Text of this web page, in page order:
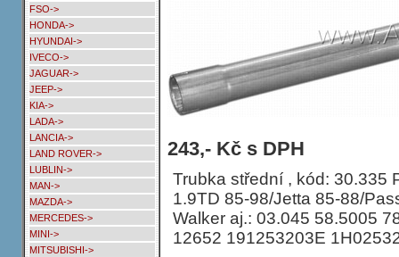
FSO->
HONDA->
HYUNDAI->
IVECO->
JAGUAR->
JEEP->
KIA->
LADA->
LANCIA->
LAND ROVER->
LUBLIN->
MAN->
MAZDA->
MERCEDES->
MINI->
MITSUBISHI->
Trubka střední VOLKSWAGEN
75HP KAT
243,- Kč s DPH
Trubka střední , kód: 30.335
1.9TD 85-98/Jetta 85-88/
Walker aj.: 03.045 58.5005
12652 191253203E